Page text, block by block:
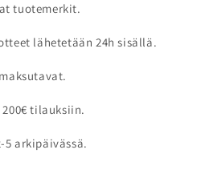
tuotemerkit.
lähetetään 24h sisällä.
tilauksiin.
5 arkipäivässä.